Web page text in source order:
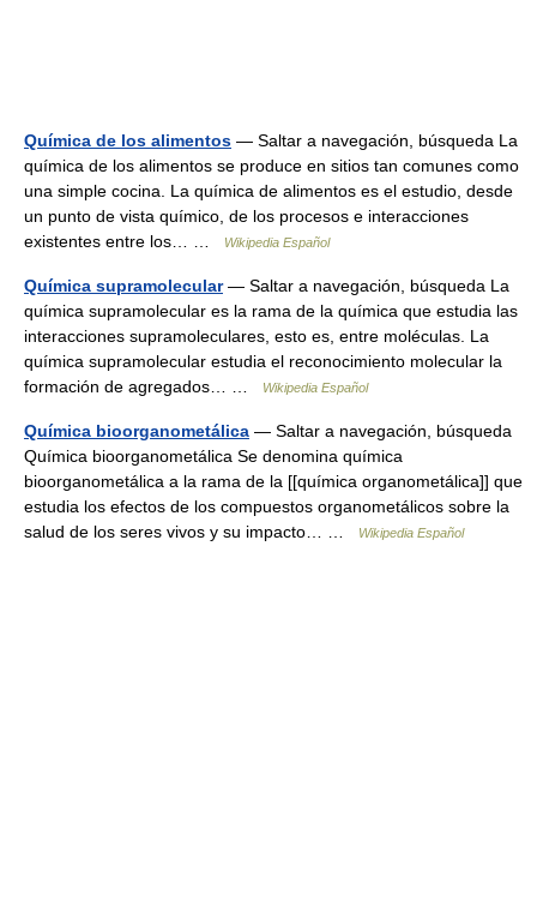
Química de los alimentos — Saltar a navegación, búsqueda La
química de los alimentos se produce en sitios tan comunes como
una simple cocina. La química de alimentos es el estudio, desde
un punto de vista químico, de los procesos e interacciones
existentes entre los… …
Wikipedia Español
Química supramolecular— Saltar a navegación, búsqueda La
química supramolecular es la rama de la química que estudia las
interacciones supramoleculares, esto es, entre moléculas. La
química supramolecular estudia el reconocimiento molecular la
formación de agregados… …
Wikipedia Español
Química bioorganometálica — Saltar a navegación, búsqueda
Química bioorganometálica Se denomina química
bioorganometálica a la rama de la [[química organometálica]] que
estudia los efectos de los compuestos organometálicos sobre la
salud de los seres vivos y su impacto… …
Wikipedia Español